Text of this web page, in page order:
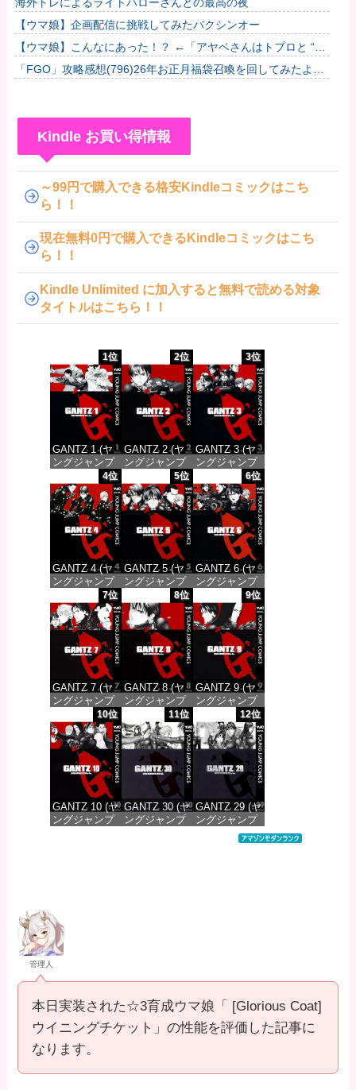
【ウマ娘】企画配信に挑戦してみたバクシンオー
【ウマ娘】こんなにあった！？ ←「アヤベさんはトプロと “1”
差だぞ」
「FGO」攻略感想(796)26年お正月福袋召喚を回してみたよ！
Kindle お買い得情報
～99円で購入できる格安Kindleコミックはこち
ら！！
現在無料0円で購入できるKindleコミックはこち
ら！！
Kindle Unlimited に加入すると無料で読める対象
タイトルはこちら！！
1位
GANTZ 1 (ヤ
ングジャンプ
コミックス
DIGITAL)
価格：¥100
2位
GANTZ 2 (ヤ
ングジャンプ
コミックス
DIGITAL)
価格：¥100
3位
GANTZ 3 (ヤ
ングジャンプ
コミックス
DIGITAL)
価格：¥100
4位
GANTZ 4 (ヤ
ングジャンプ
コミックス
DIGITAL)
価格：¥100
5位
GANTZ 5 (ヤ
ングジャンプ
コミックス
DIGITAL)
価格：¥100
6位
GANTZ 6 (ヤ
ングジャンプ
コミックス
DIGITAL)
価格：¥100
7位
GANTZ 7 (ヤ
ングジャンプ
コミックス
DIGITAL)
価格：¥100
8位
GANTZ 8 (ヤ
ングジャンプ
コミックス
DIGITAL)
価格：¥100
9位
GANTZ 9 (ヤ
ングジャンプ
コミックス
DIGITAL)
価格：¥100
10位
GANTZ 10 (ヤ
ングジャンプ
11位
GANTZ 30 (ヤ
ングジャンプ
12位
GANTZ 29 (ヤ
ングジャンプ
コミックス
管理人
本日実装された☆3育成ウマ娘「 [Glorious Coat]
ウイニングチケット」の性能を評価した記事に
なります。